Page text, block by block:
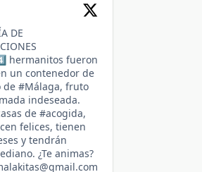
DE
hermanitos fueron
un contenedor de
de #Málaga, fruto
indeseada.
de #acogida,
felices, tienen
y tendrán
¿Te animas?